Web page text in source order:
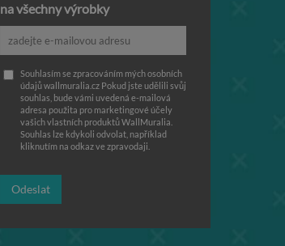
na všechny výrobky
Souhlasím se zpracováním mých osobních
údajů wallmuralia.cz Pokud jste udělili svůj
souhlas, bude vámi uvedená e-mailová
adresa použita pro marketingové účely
vašich vlastních produktů WallMuralia.
Souhlas lze kdykoli odvolat, například
kliknutím na odkaz ve zpravodaji.
Odeslat